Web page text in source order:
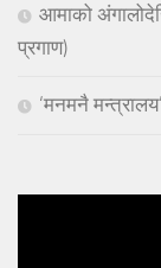
आमाको
प्रगाण)
‘मनमनै